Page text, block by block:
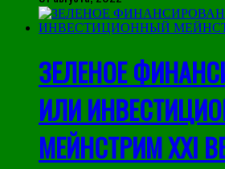
ЗЕЛЕНОЕ
ИЛИ
МЕЙНСТРИМ XXI